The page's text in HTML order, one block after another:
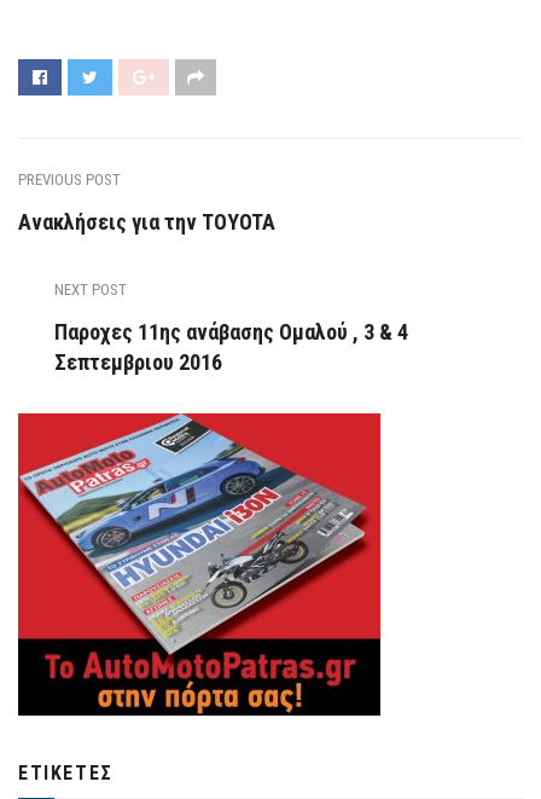
PREVIOUS POST
Ανακλήσεις για την TOYOTA
NEXT POST
Παροχες 11ης ανάβασης Ομαλού , 3 & 4
Σεπτεμβριου 2016
ΕΤΙΚΈΤΕΣ